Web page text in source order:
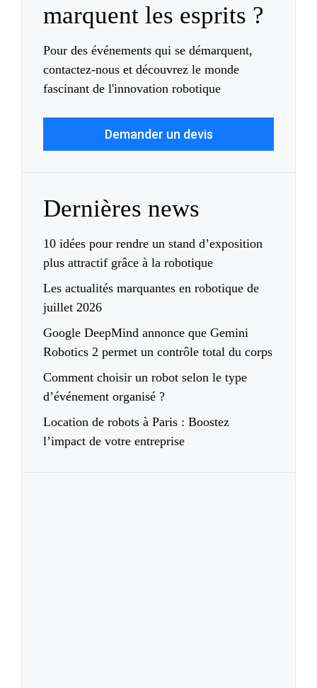
marquent les esprits ?
Pour des événements qui se démarquent,
contactez-nous et découvrez le monde
fascinant de l'innovation robotique
Demander un devis
Dernières news
10 idées pour rendre un stand d’exposition
plus attractif grâce à la robotique
Les actualités marquantes en robotique de
juillet 2026
Google DeepMind annonce que Gemini
Robotics 2 permet un contrôle total du corps
Comment choisir un robot selon le type
d’événement organisé ?
Location de robots à Paris : Boostez
l’impact de votre entreprise